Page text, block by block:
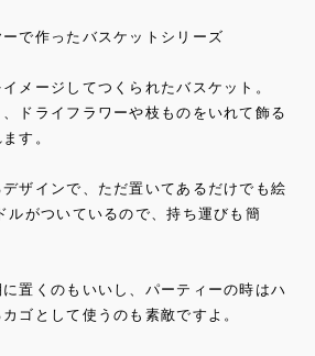
で作ったバスケットシリーズ
メージしてつくられたバスケット。
ドライフラワーや枝ものをいれて飾る
す。
ザインで、ただ置いてあるだけでも絵
ルがついているので、持ち運びも簡
置くのもいいし、パーティーの時はハ
ゴとして使うのも素敵ですよ。